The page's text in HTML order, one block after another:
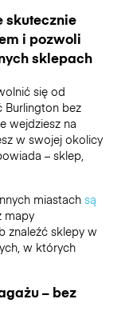
skutecznie
i pozwoli
sklepach
się od
Burlington bez
wejdziesz na
w swojej okolicy
– sklep,
miastach są
mapy
znaleźć sklepy w
w których
– bez